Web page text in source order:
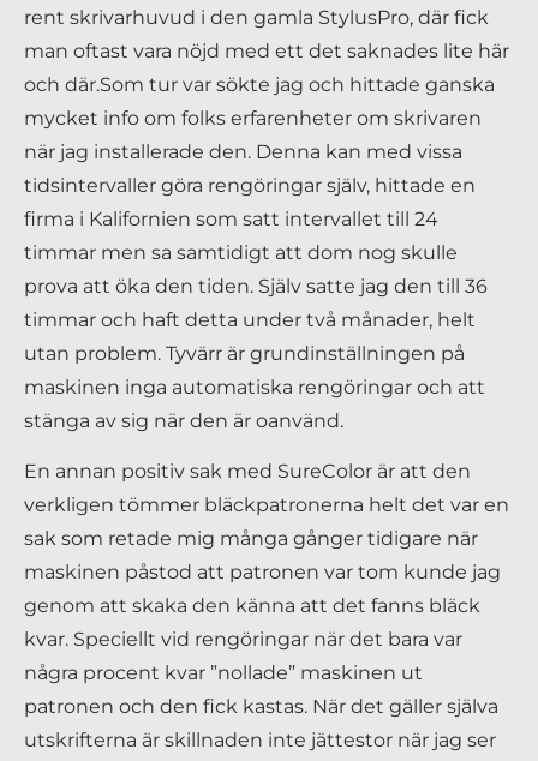
rent skrivarhuvud i den gamla StylusPro, där fick
man oftast vara nöjd med ett det saknades lite här
och där.Som tur var sökte jag och hittade ganska
mycket info om folks erfarenheter om skrivaren
när jag installerade den. Denna kan med vissa
tidsintervaller göra rengöringar själv, hittade en
firma i Kalifornien som satt intervallet till 24
timmar men sa samtidigt att dom nog skulle
prova att öka den tiden. Själv satte jag den till 36
timmar och haft detta under två månader, helt
utan problem. Tyvärr är grundinställningen på
maskinen inga automatiska rengöringar och att
stänga av sig när den är oanvänd.
En annan positiv sak med SureColor är att den
verkligen tömmer bläckpatronerna helt det var en
sak som retade mig många gånger tidigare när
maskinen påstod att patronen var tom kunde jag
genom att skaka den känna att det fanns bläck
kvar. Speciellt vid rengöringar när det bara var
några procent kvar ”nollade” maskinen ut
patronen och den fick kastas. När det gäller själva
utskrifterna är skillnaden inte jättestor när jag ser